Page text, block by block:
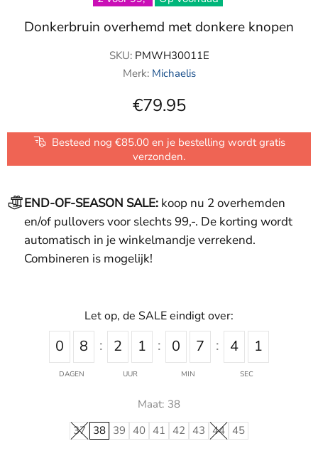
Donkerbruin overhemd met donkere knopen
SKU: PMWH30011E
Merk: Michaelis
€79.95
Besteed nog €85.00 en je bestelling wordt gratis
verzonden.
END-OF-SEASON SALE: koop nu 2 overhemden
en/of pullovers voor slechts 99,-. De korting wordt
automatisch in je winkelmandje verrekend.
Combineren is mogelijk!
0 8
DAGEN
2 1
UUR
0 7
MIN
4 1
SEC
Let op, de SALE eindigt over:
Maat: 38
37 38 39 40 41 42 43 44 45